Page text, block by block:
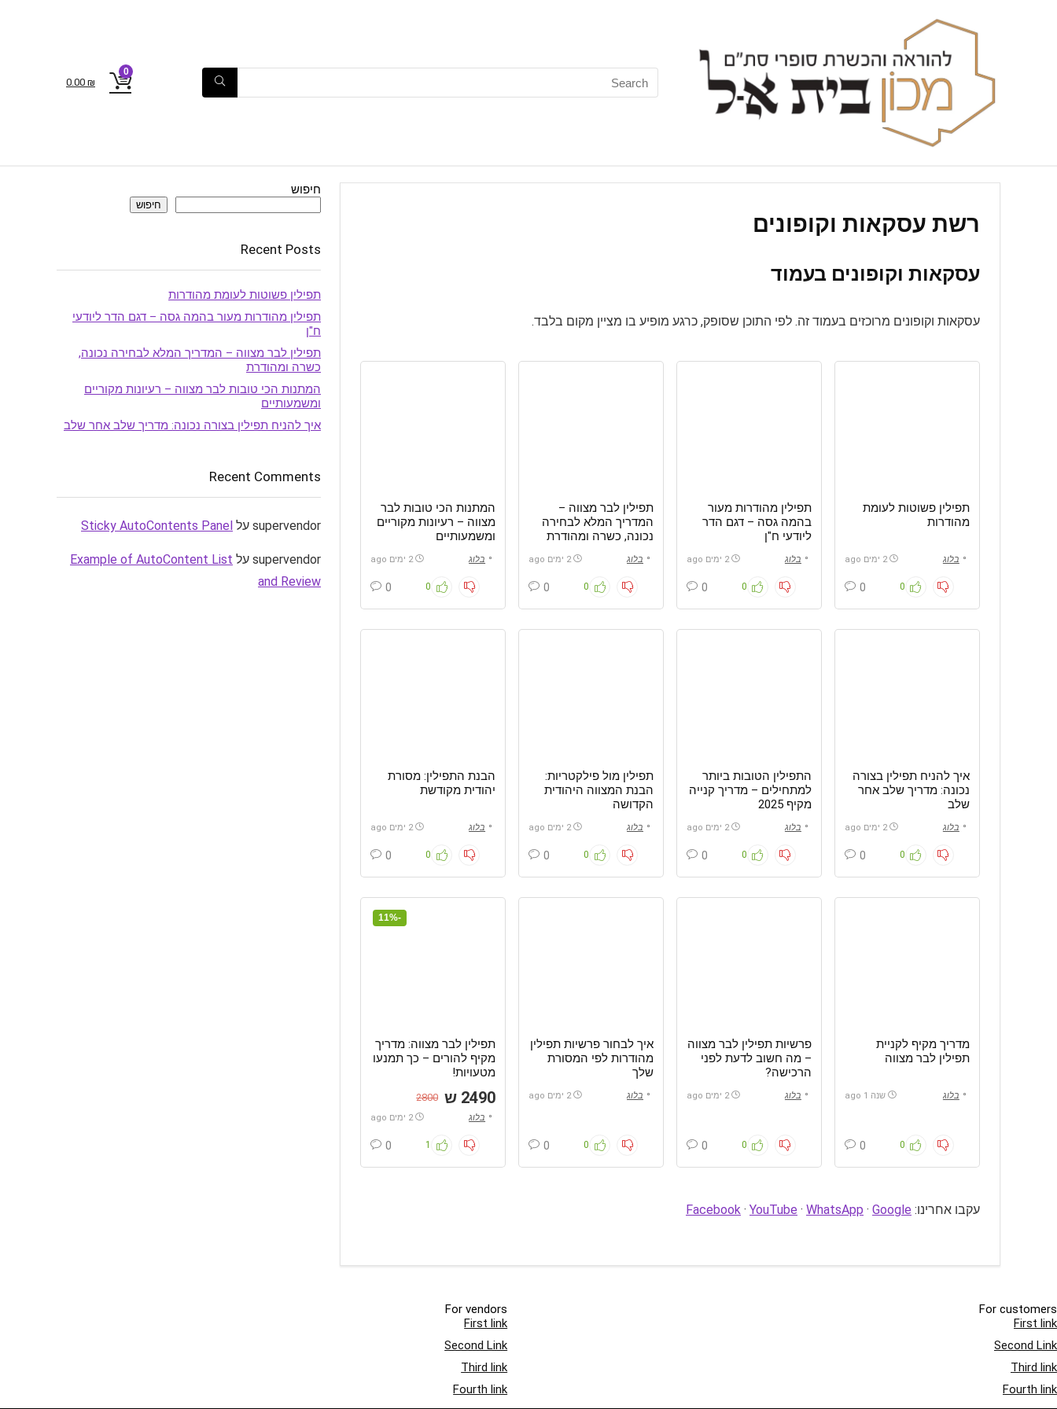
Search
for:
0
0.00 ₪
רשת עסקאות וקופונים
עסקאות וקופונים בעמוד
עסקאות וקופונים מרוכזים בעמוד זה. לפי התוכן שסופק, כרגע מופיע בו מציין מקום בלבד.
תפילין פשוטות לעומת
מהודרות
בלוג 2 ימים ago
0
0
תפילין מהודרות מעור
בהמה גסה – דגם הדר
ליודעי ח"ן
בלוג 2 ימים ago
0
0
תפילין לבר מצווה –
המדריך המלא לבחירה
נכונה, כשרה ומהודרת
בלוג 2 ימים ago
0
0
המתנות הכי טובות לבר
מצווה – רעיונות מקוריים
ומשמעותיים
בלוג 2 ימים ago
0
0
איך להניח תפילין בצורה
נכונה: מדריך שלב אחר
שלב
בלוג 2 ימים ago
0
0
התפילין הטובות ביותר
למתחילים – מדריך קנייה
מקיף 2025
בלוג 2 ימים ago
0
0
תפילין מול פילקטריות:
הבנת המצווה היהודית
הקדושה
בלוג 2 ימים ago
0
0
הבנת התפילין: מסורת
יהודית מקודשת
בלוג 2 ימים ago
0
0
מדריך מקיף לקניית
תפילין לבר מצווה
בלוג שנה 1 ago
0
0
פרשיות תפילין לבר מצווה
– מה חשוב לדעת לפני
הרכישה?
בלוג 2 ימים ago
0
0
איך לבחור פרשיות תפילין
מהודרות לפי המסורת
שלך
בלוג 2 ימים ago
0
0
-11%
תפילין לבר מצווה: מדריך
מקיף להורים – כך תמנעו
מטעויות!
2490 ש 2800
בלוג 2 ימים ago
1
0
עקבו אחרינו: Facebook · YouTube · WhatsApp · Google
חיפוש
חיפוש
Recent Posts
תפילין פשוטות לעומת מהודרות
תפילין מהודרות מעור בהמה גסה – דגם הדר ליודעי
ח"ן
תפילין לבר מצווה – המדריך המלא לבחירה נכונה,
כשרה ומהודרת
המתנות הכי טובות לבר מצווה – רעיונות מקוריים
ומשמעותיים
איך להניח תפילין בצורה נכונה: מדריך שלב אחר שלב
Recent Comments
supervendor על Sticky AutoContents Panel
supervendor על Example of AutoContent List
and Review
For customers
First link
Second Link
Third link
Fourth link
For vendors
First link
Second Link
Third link
Fourth link